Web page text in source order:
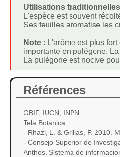
Utilisations
L'espèce est souvent
Ses feuilles aromatise les
Note : L'arôme est plus
importante en pulégone.
La pulégone est nocive
Références
GBIF, IUCN, INPN
Tela Botanica
- Rhazi, L. & Grillas, P. 2010.
- Consejo Superior de
Anthos. Sistema de